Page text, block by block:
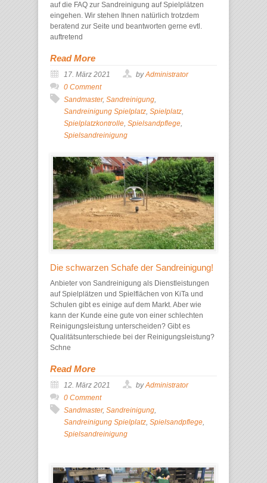
auf die FAQ zur Sandreinigung auf Spielplätzen
eingehen. Wir stehen Ihnen natürlich trotzdem
beratend zur Seite und beantworten gerne evtl.
auftretend
Read More
17. März 2021 byAdministrator
0 Comment
Sandmaster, Sandreinigung,
Sandreinigung Spielplatz, Spielplatz,
Spielplatzkontrolle, Spielsandpflege,
Spielsandreinigung
Die schwarzen Schafe der Sandreinigung!
Anbieter von Sandreinigung als Dienstleistungen
auf Spielplätzen und Spielflächen von KiTa und
Schulen gibt es einige auf dem Markt. Aber wie
kann der Kunde eine gute von einer schlechten
Reinigungsleistung unterscheiden? Gibt es
Qualitätsunterschiede bei der Reinigungsleistung?
Schne
Read More
12. März 2021 byAdministrator
0 Comment
Sandmaster, Sandreinigung,
Sandreinigung Spielplatz, Spielsandpflege,
Spielsandreinigung